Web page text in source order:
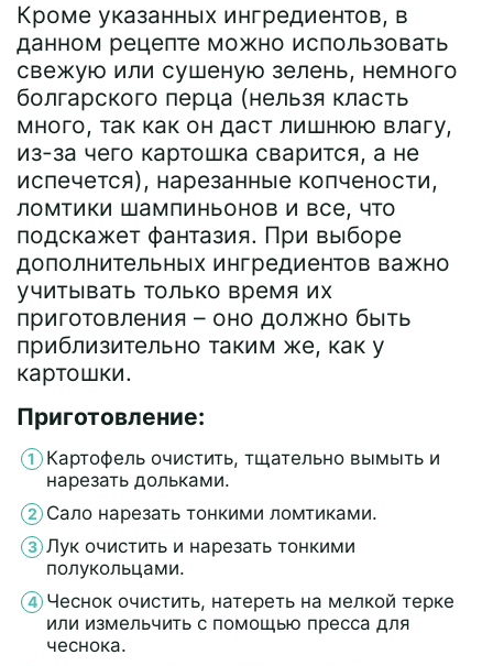
Кроме указанных ингредиентов, в
данном рецепте можно использовать
свежую или сушеную зелень, немного
болгарского перца (нельзя класть
много, так как он даст лишнюю влагу,
из-за чего картошка сварится, а не
испечется), нарезанные копчености,
ломтики шампиньонов и все, что
подскажет фантазия. При выборе
дополнительных ингредиентов важно
учитывать только время их
приготовления – оно должно быть
приблизительно таким же, как у
картошки.
Приготовление:
Картофель очистить, тщательно вымыть и
нарезать дольками.
Сало нарезать тонкими ломтиками.
Лук очистить и нарезать тонкими
полукольцами.
Чеснок очистить, натереть на мелкой терке
или измельчить с помощью пресса для
чеснока.